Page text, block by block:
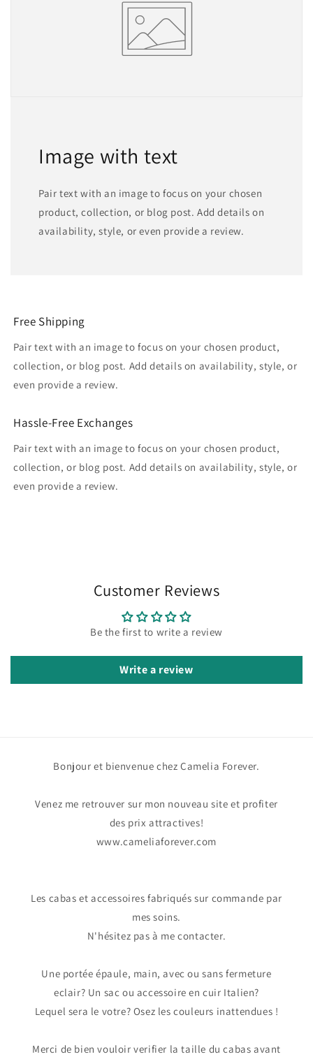
Image with text
Pair text with an image to focus on your chosen
product, collection, or blog post. Add details on
availability, style, or even provide a review.
Free Shipping
Pair text with an image to focus on your chosen product,
collection, or blog post. Add details on availability, style, or
even provide a review.
Hassle-Free Exchanges
Pair text with an image to focus on your chosen product,
collection, or blog post. Add details on availability, style, or
even provide a review.
Customer Reviews
Be the first to write a review
Write a review
Bonjour et bienvenue chez Camelia Forever.
Venez me retrouver sur mon nouveau site et profiter
des prix attractives!
www.cameliaforever.com
Les cabas et accessoires fabriqués sur commande par
mes soins.
N'hésitez pas à me contacter.
Une portée épaule, main, avec ou sans fermeture
eclair? Un sac ou accessoire en cuir Italien?
Lequel sera le votre? Osez les couleurs inattendues !
Merci de bien vouloir verifier la taille du cabas avant